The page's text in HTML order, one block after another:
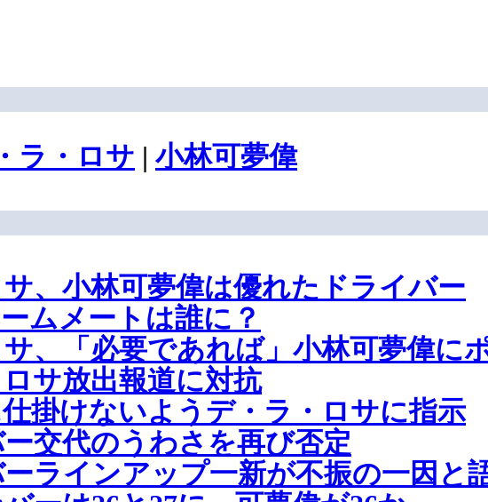
ラ・ロサ | 小林可夢偉
、小林可夢偉は優れたドライバー
ムメートは誰に？
、「必要であれば」小林可夢偉に
サ放出報道に対抗
掛けないようデ・ラ・ロサに指示
交代のうわさを再び否定
ラインアップ一新が不振の一因と